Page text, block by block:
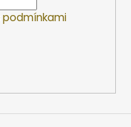
podmínkami